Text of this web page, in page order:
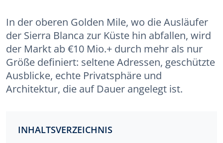
In der oberen Golden Mile, wo die Ausläufer
der Sierra Blanca zur Küste hin abfallen, wird
der Markt ab €10 Mio.+ durch mehr als nur
Größe definiert: seltene Adressen, geschützte
Ausblicke, echte Privatsphäre und
Architektur, die auf Dauer angelegt ist.
INHALTSVERZEICHNIS